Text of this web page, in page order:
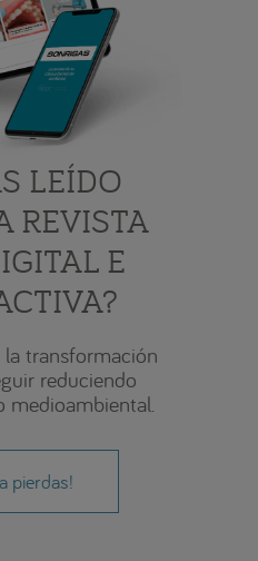
LEÍDO
REVISTA
E
transformación
reduciendo
pierdas!